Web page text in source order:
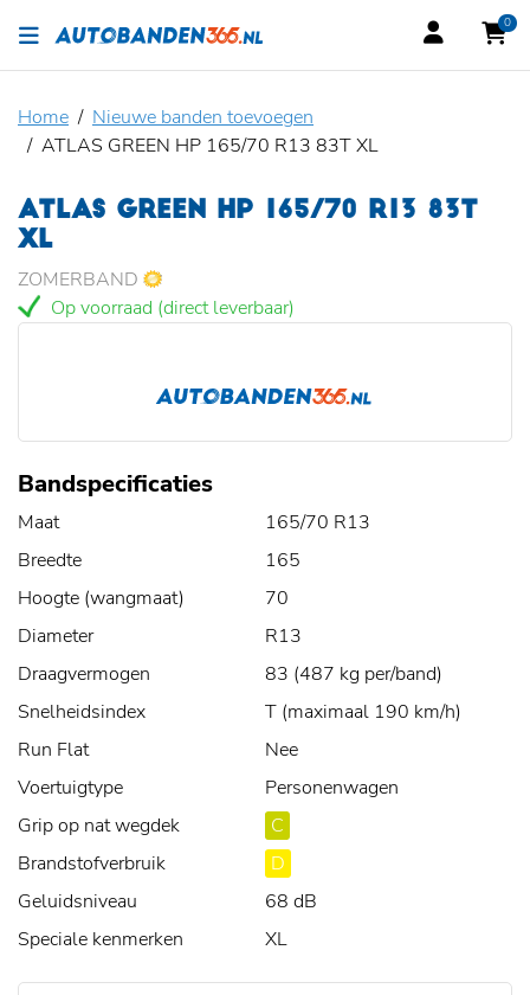
0
Home
Nieuwe banden toevoegen
ATLAS GREEN HP 165/70 R13 83T XL
ATLAS GREEN HP 165/70 R13 83T
XL
ZOMERBAND
Op voorraad (direct leverbaar)
Bandspecificaties
Maat
165/70 R13
Breedte
165
Hoogte (wangmaat)
70
Diameter
R13
Draagvermogen
83 (487 kg per/band)
Snelheidsindex
T (maximaal 190 km/h)
Run Flat
Nee
Voertuigtype
Personenwagen
Grip op nat wegdek
C
Brandstofverbruik
D
Geluidsniveau
68 dB
Speciale kenmerken
XL